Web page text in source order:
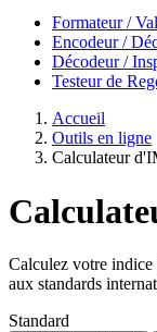
Formateur /
Encodeur /
Décodeur /
Testeur de
Accueil
Outils en ligne
Calculateur
Calculez votre indice
aux standards
Standard